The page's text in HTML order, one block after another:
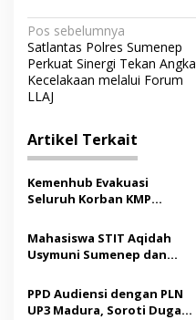
N
a
v
i
g
a
s
i
p
o
s
Pos sebelumnya
Satlantas Polres Sumenep
Perkuat Sinergi Tekan Angka
Kecelakaan melalui Forum
LLAJ
Artikel Terkait
Kemenhub Evakuasi
Seluruh Korban KMP
Operator Diaudit
Mahasiswa STIT Aqidah
Usymuni Sumenep dan
Jenazah WNI Asal Aceh di
Malaysia
PPD Audiensi dengan PLN
UP3 Madura, Soroti Dugaan